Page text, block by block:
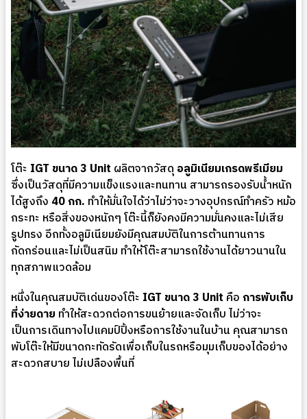
โต๊ะ IGT ขนาด 3 Unit ผลิตจากวัสดุอลูมิเนียมเกรดพรีเมียม
ซึ่งเป็นวัสดุที่มีความแข็งแรงและทนทาน สามารถรองรับน้ำหนัก
ได้สูงถึง 40 กก. ทำให้มั่นใจได้ว่าไม่ว่าจะวางอุปกรณ์ทำครัว หม้อ
กระทะ หรือสิ่งของหนักๆ โต๊ะนี้ก็ยังคงมีความมั่นคงและไม่เสีย
รูปทรง อีกทั้งอลูมิเนียมยังมีคุณสมบัติในการต้านทานการ
กัดกร่อนและไม่เป็นสนิม ทำให้โต๊ะสามารถใช้งานได้ยาวนานใน
ทุกสภาพแวดล้อม
หนึ่งในคุณสมบัติเด่นของโต๊ะ IGT ขนาด 3 Unit คือการพับเก็บ
ที่ง่ายดาย ทำให้สะดวกต่อการขนย้ายและจัดเก็บ ไม่ว่าจะ
เป็นการเดินทางไปแคมป์ปิ้งหรือการใช้งานในบ้าน คุณสามารถ
พับโต๊ะให้มีขนาดกะทัดรัดเพื่อเก็บในรถหรือมุมเก็บของได้อย่าง
สะดวกสบาย ไม่เปลืองพื้นที่